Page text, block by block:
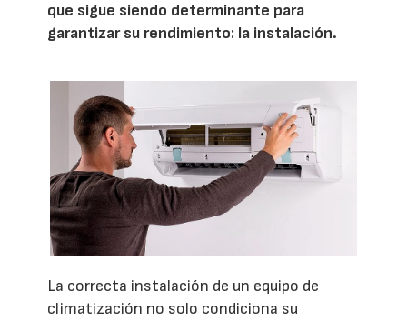
que sigue siendo determinante para
garantizar su rendimiento: la instalación.
La correcta instalación de un equipo de
climatización no solo condiciona su